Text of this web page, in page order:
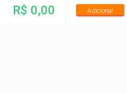
R$ 0,00 Adicionar